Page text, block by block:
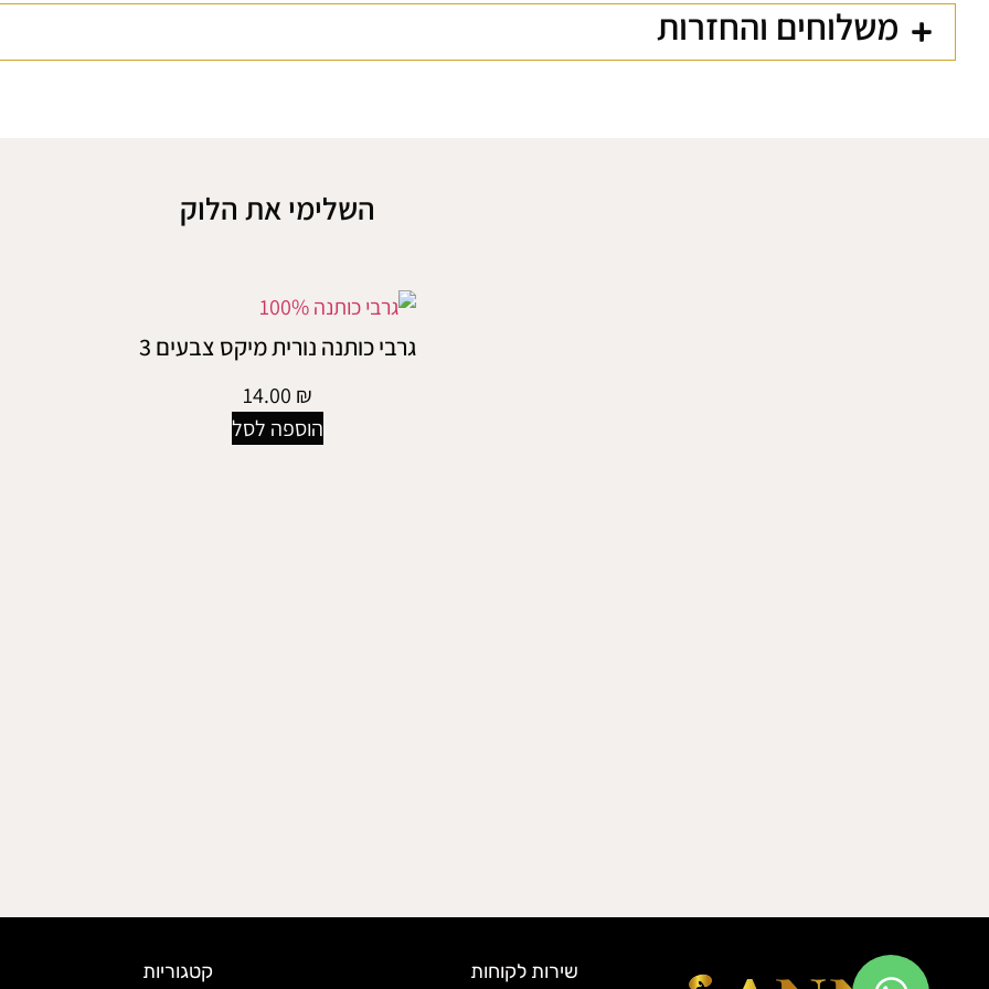
משלוחים והחזרות
השלימי את הלוק
גרבי כותנה נורית מיקס צבעים 3
14.00 ₪
הוספה לסל
שירות לקוחות קטגוריות